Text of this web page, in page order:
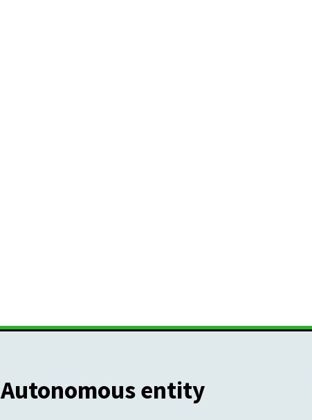
Autonomous entity